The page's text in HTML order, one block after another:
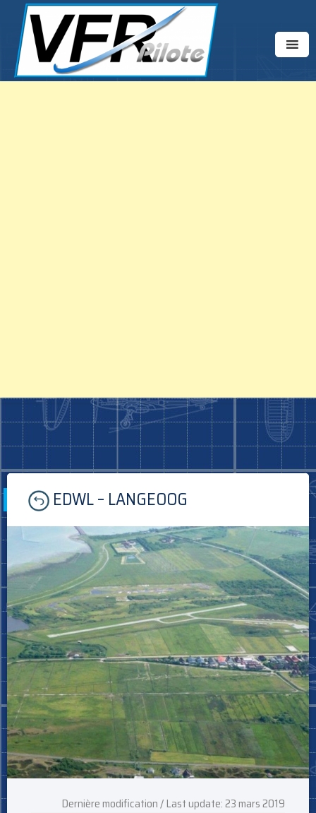
Skip
content
EDWL – LANGEOOG
Dernière modification / Last update: 23 mars 2019